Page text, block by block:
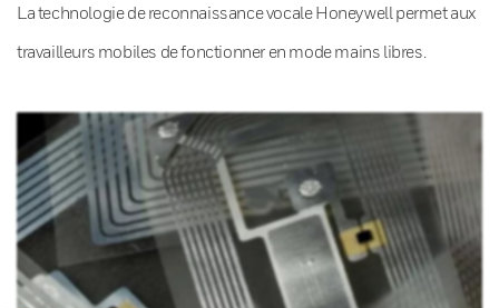
La technologie de reconnaissance vocale Honeywell permet aux
travailleurs mobiles de fonctionner en mode mains libres.